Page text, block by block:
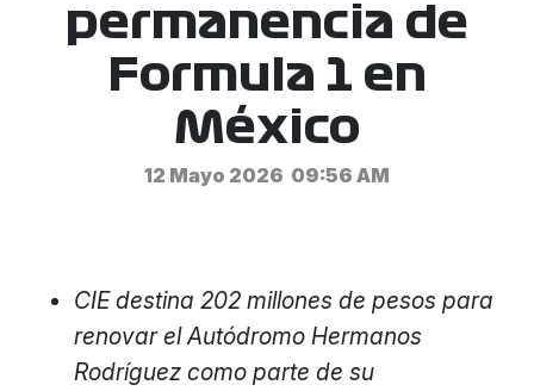
permanencia de
Formula 1 en
México
12 Mayo 2026 09:56 AM
CIE destina 202 millones de pesos para
renovar el Autódromo Hermanos
Rodríguez como parte de su